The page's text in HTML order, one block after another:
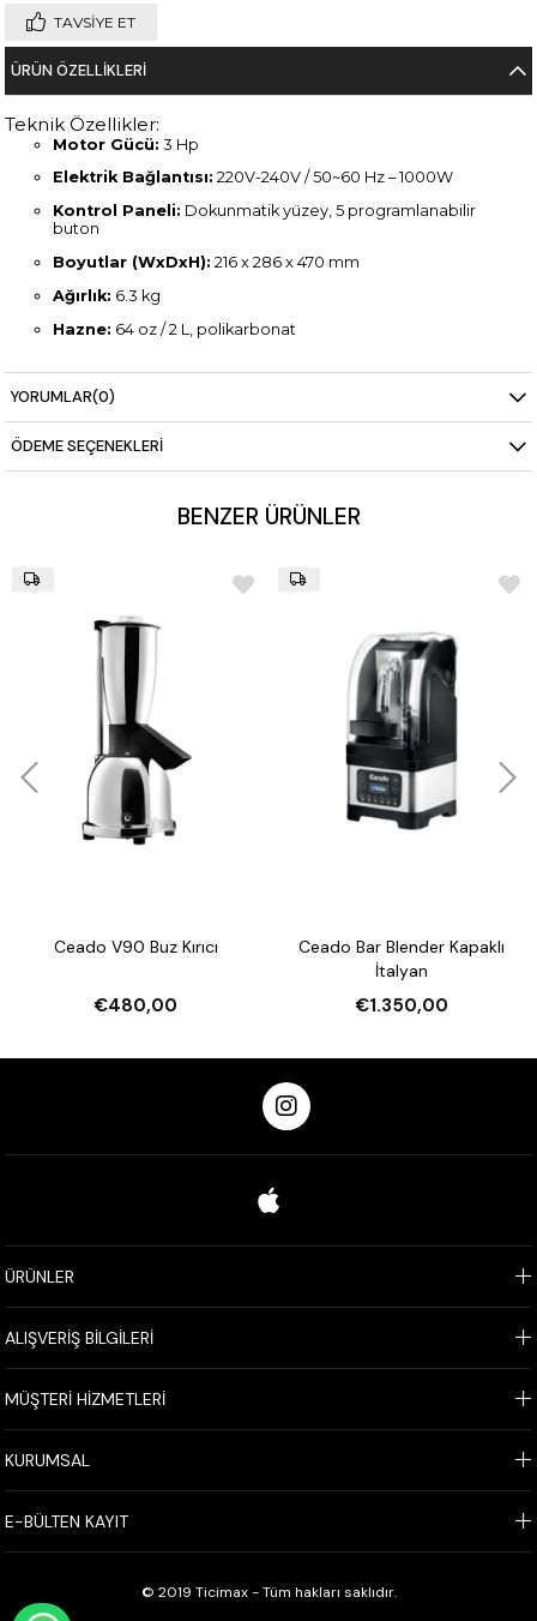
TAVSIYE ET
ÜRÜN ÖZELLIKLERI
Teknik Özellikler:
Motor Gücü: 3 Hp
Elektrik Bağlantısı: 220V-240V / 50~60 Hz – 1000W
Kontrol Paneli: Dokunmatik yüzey, 5 programlanabilir
buton
Boyutlar (WxDxH): 216 x 286 x 470 mm
Ağırlık: 6.3 kg
Hazne: 64 oz / 2 L, polikarbonat
YORUMLAR(0)
ÖDEME SEÇENEKLERI
BENZER ÜRÜNLER
Ceado V90 Buz Kırıcı
€480,00
Ceado Bar Blender Kapaklı
İtalyan
€1.350,00
ÜRÜNLER
ALIŞVERİŞ BİLGİLERİ
MÜŞTERİ HİZMETLERİ
KURUMSAL
E-BÜLTEN KAYIT
© 2019 Ticimax - Tüm hakları saklıdır.